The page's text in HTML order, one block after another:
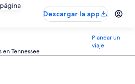
Descargar la app
en Tennessee
Planear un
viaje